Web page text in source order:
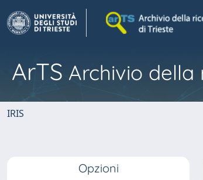
ArTS Archivio della
IRIS
Opzioni